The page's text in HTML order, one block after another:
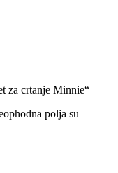
za crtanje Minnie“
polja su